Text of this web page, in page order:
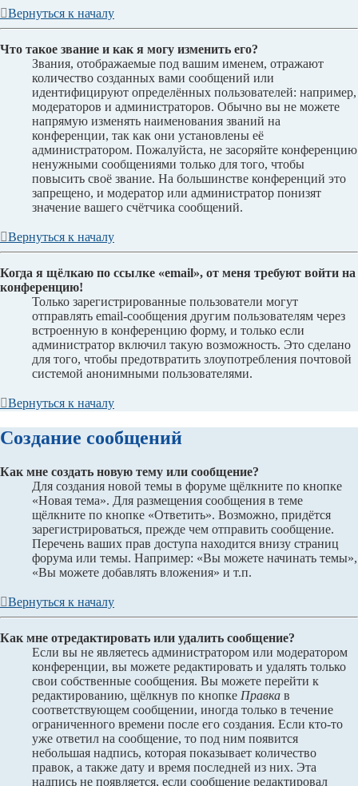
Вернуться к началу
Что такое звание и как я могу изменить его?
Звания, отображаемые под вашим именем, отражают
количество созданных вами сообщений или
идентифицируют определённых пользователей: например,
модераторов и администраторов. Обычно вы не можете
напрямую изменять наименования званий на
конференции, так как они установлены её
администратором. Пожалуйста, не засоряйте конференцию
ненужными сообщениями только для того, чтобы
повысить своё звание. На большинстве конференций это
запрещено, и модератор или администратор понизят
значение вашего счётчика сообщений.
Вернуться к началу
Когда я щёлкаю по ссылке «email», от меня требуют войти на
конференцию!
Только зарегистрированные пользователи могут
отправлять email-сообщения другим пользователям через
встроенную в конференцию форму, и только если
администратор включил такую возможность. Это сделано
для того, чтобы предотвратить злоупотребления почтовой
системой анонимными пользователями.
Вернуться к началу
Создание сообщений
Как мне создать новую тему или сообщение?
Для создания новой темы в форуме щёлкните по кнопке
«Новая тема». Для размещения сообщения в теме
щёлкните по кнопке «Ответить». Возможно, придётся
зарегистрироваться, прежде чем отправить сообщение.
Перечень ваших прав доступа находится внизу страниц
форума или темы. Например: «Вы можете начинать темы»,
«Вы можете добавлять вложения» и т.п.
Вернуться к началу
Как мне отредактировать или удалить сообщение?
Если вы не являетесь администратором или модератором
конференции, вы можете редактировать и удалять только
свои собственные сообщения. Вы можете перейти к
редактированию, щёлкнув по кнопке Правка в
соответствующем сообщении, иногда только в течение
ограниченного времени после его создания. Если кто-то
уже ответил на сообщение, то под ним появится
небольшая надпись, которая показывает количество
правок, а также дату и время последней из них. Эта
надпись не появляется, если сообщение редактировал